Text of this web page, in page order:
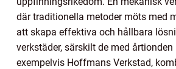
där traditionella metoder möts med
att skapa effektiva och hållbara
verkstäder, särskilt de med
exempelvis Hoffmans Verkstad,